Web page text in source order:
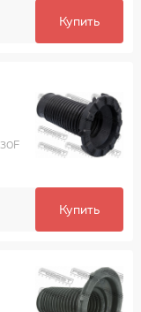
Купить
Купить